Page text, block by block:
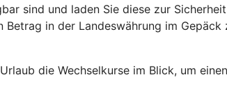
sind und laden Sie diese zur
Betrag in der Landeswährung im
die Wechselkurse im Blick, um